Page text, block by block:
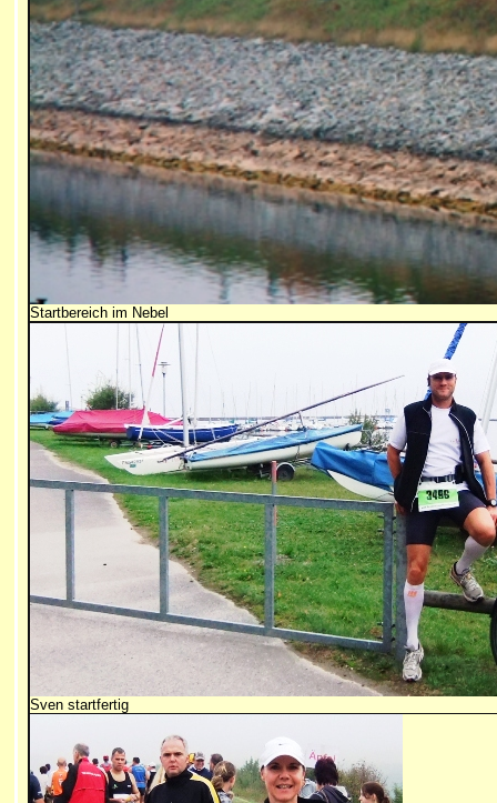
Startbereich im Nebel
Sven startfertig